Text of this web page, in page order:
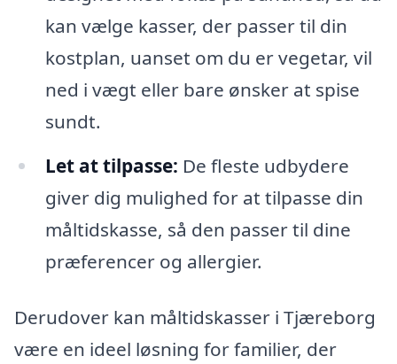
kan vælge kasser, der passer til din
kostplan, uanset om du er vegetar, vil
ned i vægt eller bare ønsker at spise
sundt.
Let at tilpasse: De fleste udbydere
giver dig mulighed for at tilpasse din
måltidskasse, så den passer til dine
præferencer og allergier.
Derudover kan måltidskasser i Tjæreborg
være en ideel løsning for familier, der